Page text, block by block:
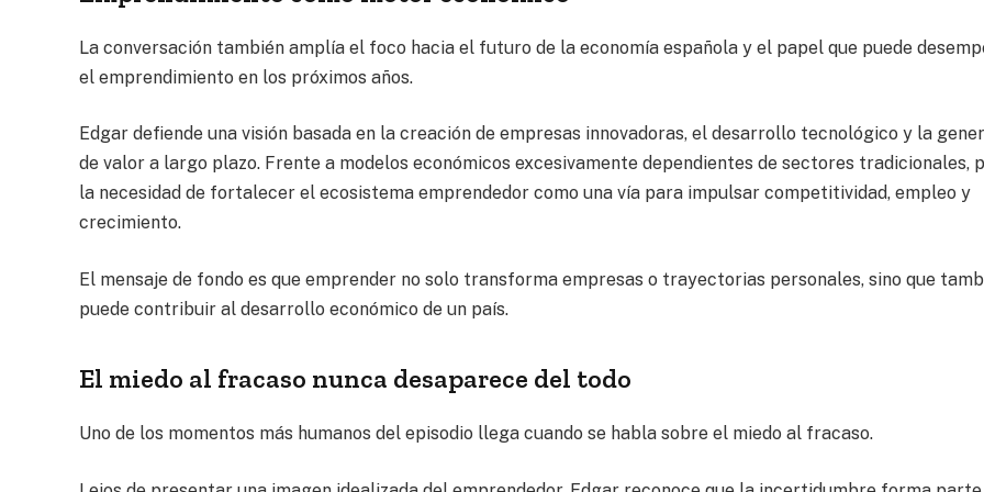
La conversación también amplía el foco hacia el futuro de la economía española y el papel que puede
el emprendimiento en los próximos años.
Edgar defiende una visión basada en la creación de empresas innovadoras, el desarrollo tecnológico y la
de valor a largo plazo. Frente a modelos económicos excesivamente dependientes de sectores tradicionales,
la necesidad de fortalecer el ecosistema emprendedor como una vía para impulsar competitividad, empleo y
crecimiento.
El mensaje de fondo es que emprender no solo transforma empresas o trayectorias personales, sino que
puede contribuir al desarrollo económico de un país.
El miedo al fracaso nunca desaparece del todo
Uno de los momentos más humanos del episodio llega cuando se habla sobre el miedo al fracaso.